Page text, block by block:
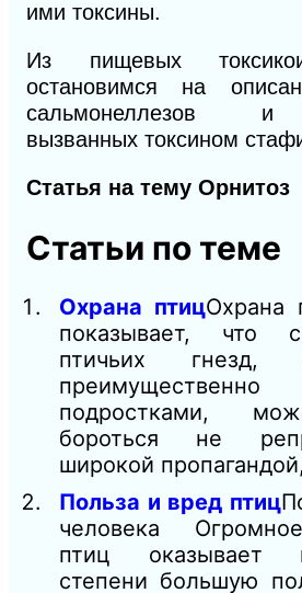
ими токсины.
Из пищевых
остановимся на
сальмонеллезов и
вызванных токсином
Статья на тему Орнитоз
Статьи по теме
Охрана птицОхрана
показывает, что
птичьих гнезд,
преимущественно
подростками,
бороться не
широкой
Польза и вред птиц
человека
птиц оказывает
степени большую